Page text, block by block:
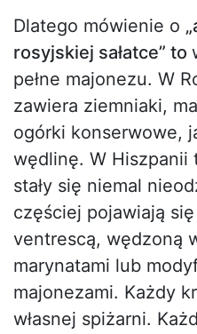
Dlatego mówienie o
rosyjskiej sałatce” to
pełne majonezu. W
zawiera ziemniaki,
ogórki konserwowe,
wędlinę. W
stały się niemal
częściej pojawiają
ventrescą, wędzoną
marynatami lub
majonezami. Każdy
własnej spiżarni.